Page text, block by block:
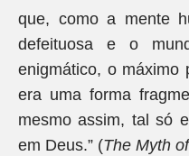
que, como a mente
defeituosa e o
enigmático, o máximo
era uma forma
mesmo assim, tal só
em Deus.” (The Myth